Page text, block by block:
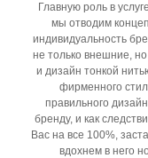
Главную роль в
мы отводим
индивидуальность
не только внешние,
и дизайн тонкой
фирменного
правильного
бренду, и как
Вас на все 100%,
вдохнем в него